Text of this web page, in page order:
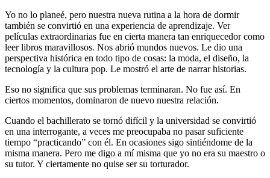
Yo no lo planeé, pero nuestra nueva rutina a la hora de dormir
también se convirtió en una experiencia de aprendizaje. Ver
películas extraordinarias fue en cierta manera tan enriquecedor como
leer libros maravillosos. Nos abrió mundos nuevos. Le dio una
perspectiva histórica en todo tipo de cosas: la moda, el diseño, la
tecnología y la cultura pop. Le mostró el arte de narrar historias.
Eso no significa que sus problemas terminaran. No fue así. En
ciertos momentos, dominaron de nuevo nuestra relación.
Cuando el bachillerato se tornó difícil y la universidad se convirtió
en una interrogante, a veces me preocupaba no pasar suficiente
tiempo “practicando” con él. En ocasiones sigo sintiéndome de la
misma manera. Pero me digo a mí misma que yo no era su maestro o
su tutor. Y ciertamente no quise ser su torturador.